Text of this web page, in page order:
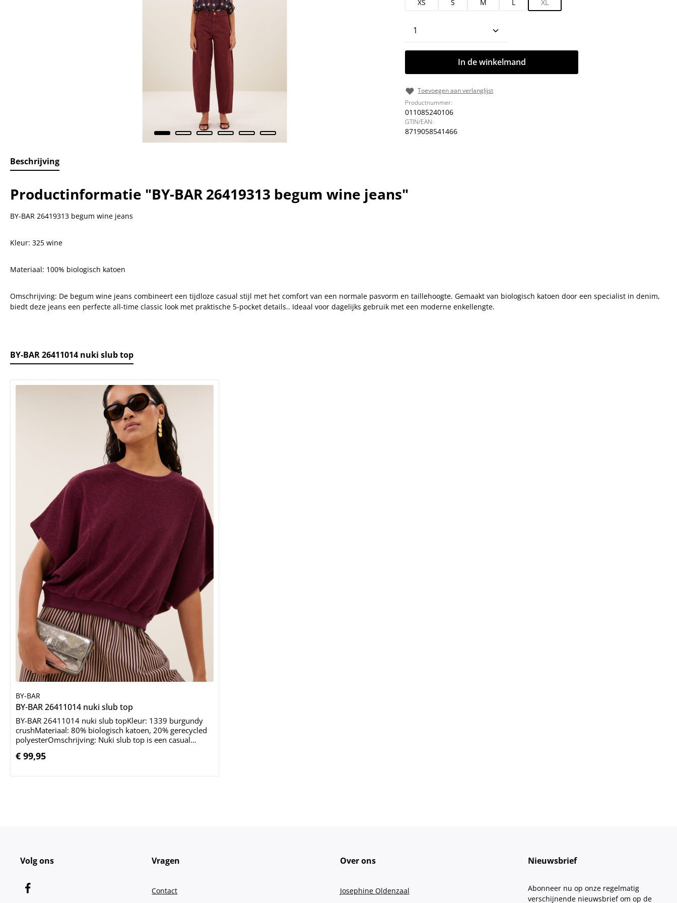
XS S M L XL
Producthoeveelheid: Voer de gewenste
In de winkelmand
Toevoegen aan verlanglijst
Productnummer:
011085240106
GTIN/EAN:
8719058541466
Beschrijving
Productinformatie "BY-BAR 26419313 begum wine jeans"
BY-BAR 26419313 begum wine jeans
Kleur: 325 wine
Materiaal: 100% biologisch katoen
Omschrijving: De begum wine jeans combineert een tijdloze casual stijl met het comfort van een normale pasvorm en taillehoogte. Gemaakt van biologisch katoen door een specialist in denim,
biedt deze jeans een perfecte all-time classic look met praktische 5-pocket details.. Ideaal voor dagelijks gebruik met een moderne enkellengte.
BY-BAR 26411014 nuki slub top
In de winkelmand
BY-BAR
BY-BAR 26411014 nuki slub top
BY-BAR 26411014 nuki slub topKleur: 1339 burgundy
crushMateriaal: 80% biologisch katoen, 20% gerecycled
polyesterOmschrijving: Nuki slub top is een casual
ellebooglange mouwen. Gemaakt van biologisch katoen
een perfecte pasvorm en een tijdloze uitstraling, ideaal
Normale prijs:
€ 99,95
Volg ons Vragen
Contact
Over ons
Josephine Oldenzaal
Nieuwsbrief
Abonneer nu op onze regelmatig
verschijnende nieuwsbrief om op de